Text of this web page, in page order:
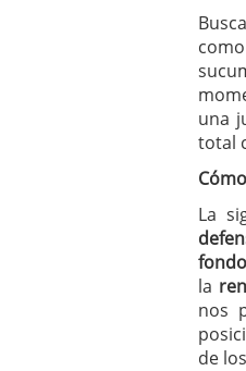
una
total
La
la
nos
de